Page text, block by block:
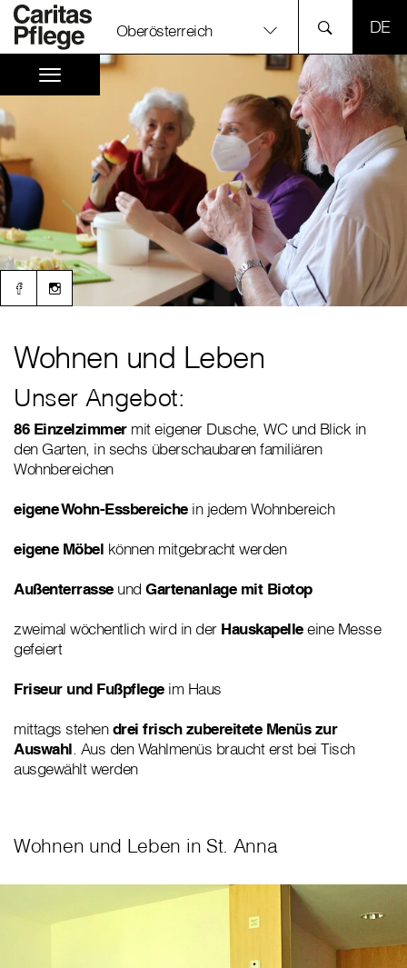
Oberösterreich
Wohnen und Leben
Unser Angebot:
86 Einzelzimmermit eigener Dusche, WC und Blick in
den Garten, in sechs überschaubaren familiären
Wohnbereichen
eigene Wohn-Essbereichein jedem Wohnbereich
eigene Möbel können mitgebracht werden
Außenterrasse und Gartenanlage mit Biotop
zweimal wöchentlich wird in der Hauskapelleeine Messe
gefeiert
Friseur und Fußpflegeim Haus
mittags stehendrei frisch zubereitete Menüs zur
Auswahl. Aus den Wahlmenüs braucht erst bei Tisch
ausgewählt werden
Wohnen und Leben in St. Anna